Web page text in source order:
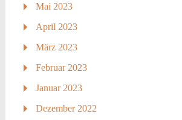
Mai 2023
April 2023
März 2023
Februar 2023
Januar 2023
Dezember 2022